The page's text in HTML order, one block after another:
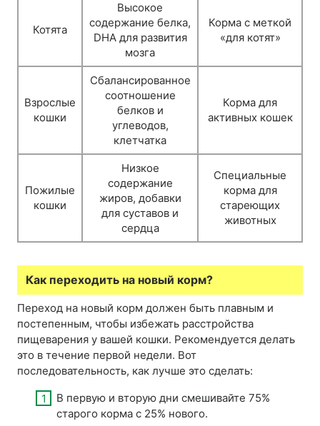
Котята
Высокое
содержание белка,
DHA для развития
мозга
Корма с меткой
«для котят»
Взрослые
кошки
Сбалансированное
соотношение
белков и
углеводов,
клетчатка
Корма для
активных кошек
Пожилые
кошки
Низкое
содержание
жиров, добавки
для суставов и
сердца
Специальные
корма для
стареющих
животных
Как переходить на новый корм?
Переход на новый корм должен быть плавным и
постепенным, чтобы избежать расстройства
пищеварения у вашей кошки. Рекомендуется делать
это в течение первой недели. Вот
последовательность, как лучше это сделать:
В первую и вторую дни смешивайте 75%
старого корма с 25% нового.